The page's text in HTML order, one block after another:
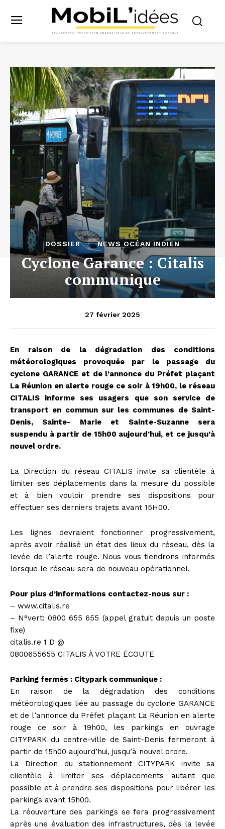
DOSSIER NEWS OCÉAN INDIEN
Cyclone Garance : Citalis
communique
27 février 2025
En raison de la dégradation des conditions
météorologiques provoquée par le passage du
cyclone GARANCE et de l’annonce du Préfet plaçant
La Réunion en alerte rouge ce soir à 19h00, le réseau
CITALIS informe ses usagers que son service de
transport en commun sur les communes de Saint-
Denis, Sainte- Marie et Sainte-Suzanne sera
suspendu à partir de 15h00 aujourd’hui, et ce jusqu’à
nouvel ordre.
La Direction du réseau CITALIS invite sa clientèle à
limiter ses déplacements dans la mesure du possible
et à bien vouloir prendre ses dispositions pour
effectuer ses derniers trajets avant 15H00.
Les lignes devraient fonctionner progressivement,
après avoir réalisé un état des lieux du réseau, dès la
levée de l’alerte rouge. Nous vous tiendrons informés
lorsque le réseau sera de nouveau opérationnel.
Pour plus d’informations contactez-nous sur :
– www.citalis.re
– N°vert: 0800 655 655 (appel gratuit depuis un poste
fixe)
citalis.re 1 D @
0800655655 CITALIS À VOTRE ÉCOUTE
Parking fermés : Citypark communique :
En raison de la dégradation des conditions
météorologiques liée au passage du cyclone GARANCE
et de l’annonce du Préfet plaçant La Réunion en alerte
rouge ce soir à 19h00, les parkings en ouvrage
CITYPARK du centre-ville de Saint-Denis fermeront à
partir de 15h00 aujourd’hui, jusqu’à nouvel ordre.
La Direction du stationnement CITYPARK invite sa
clientèle à limiter ses déplacements autant que
possible et à prendre ses dispositions pour libérer les
parkings avant 15h00.
La réouverture des parkings se fera progressivement
après une évaluation des infrastructures, dès la levée